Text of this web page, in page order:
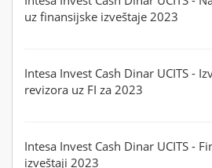
uz finansijske izveštaje 2023
Intesa Invest Cash Dinar UCITS -
revizora uz FI za 2023
Intesa Invest Cash Dinar UCITS -
izveštaji 2023